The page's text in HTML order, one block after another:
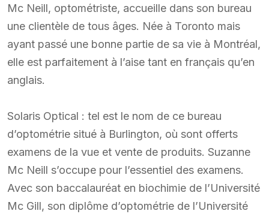
Mc Neill, optométriste, accueille dans son bureau
une clientèle de tous âges. Née à Toronto mais
ayant passé une bonne partie de sa vie à Montréal,
elle est parfaitement à l’aise tant en français qu’en
anglais.
Solaris Optical : tel est le nom de ce bureau
d’optométrie situé à Burlington, où sont offerts
examens de la vue et vente de produits. Suzanne
Mc Neill s’occupe pour l’essentiel des examens.
Avec son baccalauréat en biochimie de l’Université
Mc Gill, son diplôme d’optométrie de l’Université